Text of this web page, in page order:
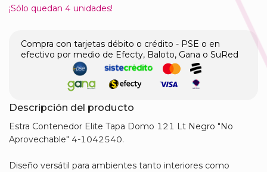
¡Sólo quedan 4 unidades!
Compra con tarjetas débito o crédito - PSE o en
efectivo por medio de Efecty, Baloto, Gana o SuRed
Descripción del producto
Estra Contenedor Elite Tapa Domo 121 Lt Negro "No
Aprovechable" 4-1042540.
Diseño versátil para ambientes tanto interiores como